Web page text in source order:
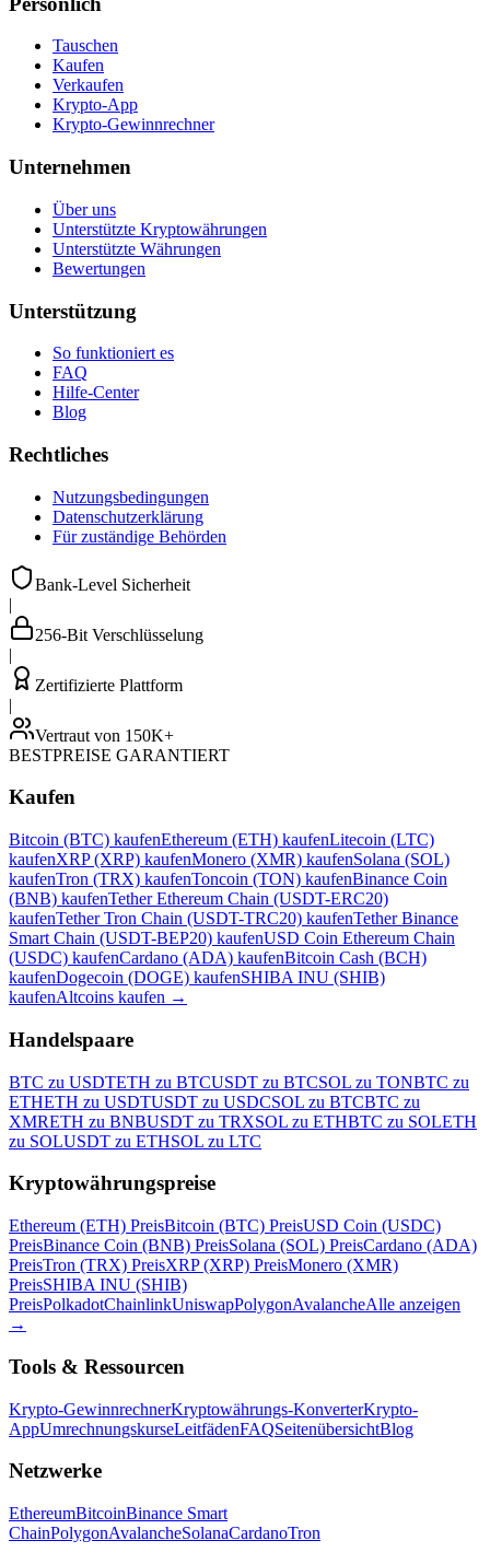
Tauschen
Kaufen
Verkaufen
Krypto-App
Krypto-Gewinnrechner
Unternehmen
Über uns
Unterstützte Kryptowährungen
Unterstützte Währungen
Bewertungen
Unterstützung
So funktioniert es
FAQ
Hilfe-Center
Blog
Rechtliches
Nutzungsbedingungen
Datenschutzerklärung
Für zuständige Behörden
Bank-Level Sicherheit
|
256-Bit Verschlüsselung
|
Zertifizierte Plattform
|
Vertraut von 150K+
BESTPREISE GARANTIERT
Kaufen
Bitcoin (BTC) kaufenEthereum (ETH) kaufenLitecoin (LTC)
kaufenXRP (XRP) kaufenMonero (XMR) kaufenSolana (SOL)
kaufenTron (TRX) kaufenToncoin (TON) kaufenBinance Coin
(BNB) kaufenTether Ethereum Chain (USDT-ERC20)
kaufenTether Tron Chain (USDT-TRC20) kaufenTether Binance
Smart Chain (USDT-BEP20) kaufenUSD Coin Ethereum Chain
(USDC) kaufenCardano (ADA) kaufenBitcoin Cash (BCH)
kaufenDogecoin (DOGE) kaufenSHIBA INU (SHIB)
kaufenAltcoins kaufen →
Handelspaare
BTC zu USDTETH zu BTCUSDT zu BTCSOL zu TONBTC zu
ETHETH zu USDTUSDT zu USDCSOL zu BTCBTC zu
XMRETH zu BNBUSDT zu TRXSOL zu ETHBTC zu SOLETH
zu SOLUSDT zu ETHSOL zu LTC
Kryptowährungspreise
Ethereum (ETH) PreisBitcoin (BTC) PreisUSD Coin (USDC)
PreisBinance Coin (BNB) PreisSolana (SOL) PreisCardano (ADA)
PreisTron (TRX) PreisXRP (XRP) PreisMonero (XMR)
PreisSHIBA INU (SHIB)
PreisPolkadotChainlinkUniswapPolygonAvalancheAlle anzeigen
→
Tools & Ressourcen
Krypto-GewinnrechnerKryptowährungs-KonverterKrypto-
AppUmrechnungskurseLeitfädenFAQSeitenübersichtBlog
Netzwerke
EthereumBitcoinBinance Smart
ChainPolygonAvalancheSolanaCardanoTron